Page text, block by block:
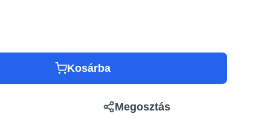
Kosárba
Megosztás